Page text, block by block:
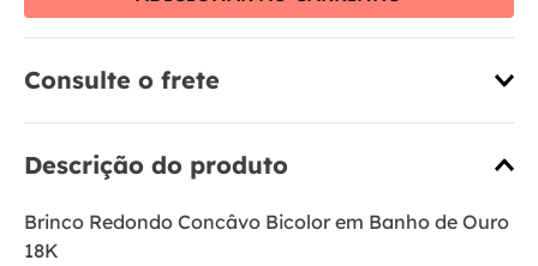
Consulte o frete
Descrição do produto
Brinco Redondo Concâvo Bicolor em Banho de Ouro
18K